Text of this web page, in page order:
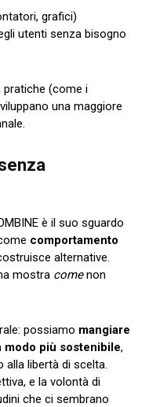
grafici)
utenti senza bisogno
pratiche (come i
una maggiore
è il suo sguardo
comportamento
alternative.
mostra comenon
possiamo mangiare
modo più sostenibile,
alla libertà di scelta.
e la volontà di
che ci sembrano